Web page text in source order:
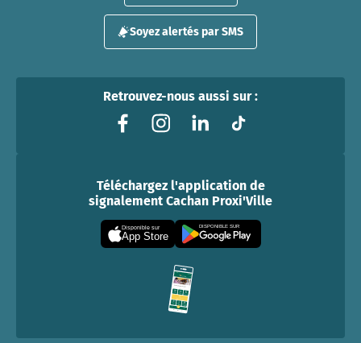
Soyez alertés par SMS
Retrouvez-nous aussi sur :
Téléchargez l'application de
signalement Cachan Proxi'Ville
Disponible sur
App Store
DISPONIBLE SUR